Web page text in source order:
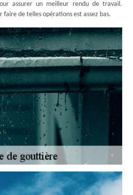
assurer un meilleur rendu de travail.
faire de telles opérations est assez bas.